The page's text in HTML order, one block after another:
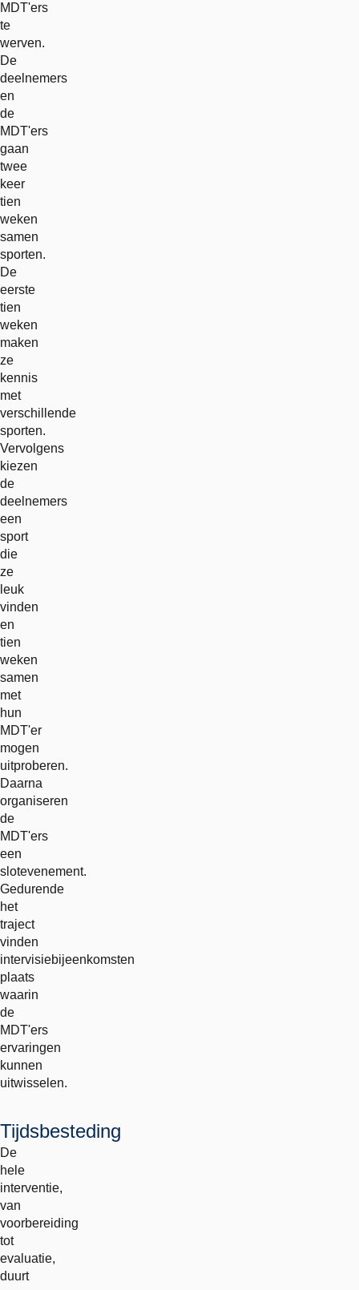
MDT'ers
te
werven.
De
deelnemers
en
de
MDT'ers
gaan
twee
keer
tien
weken
samen
sporten.
De
eerste
tien
weken
maken
ze
kennis
met
verschillende
sporten.
Vervolgens
kiezen
de
deelnemers
een
sport
die
ze
leuk
vinden
en
tien
weken
samen
met
hun
MDT'er
mogen
uitproberen.
Daarna
organiseren
de
MDT'ers
een
slotevenement.
Gedurende
het
traject
vinden
intervisiebijeenkomsten
plaats
waarin
de
MDT'ers
ervaringen
kunnen
uitwisselen.
Tijdsbesteding
De
hele
interventie,
van
voorbereiding
tot
evaluatie,
duurt